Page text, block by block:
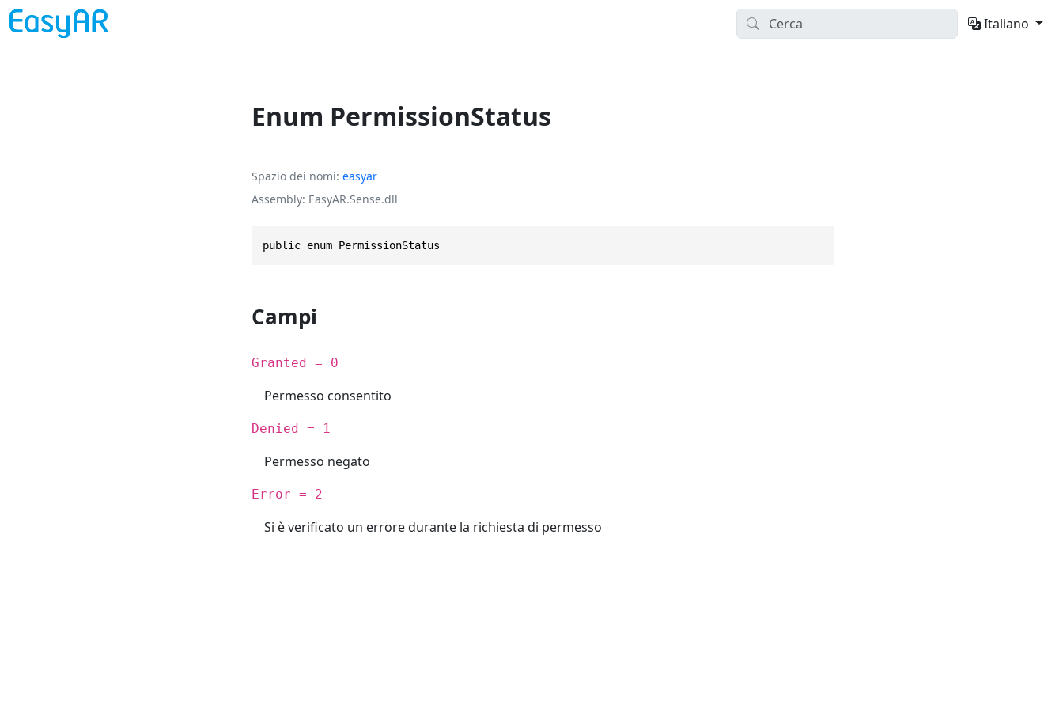
Italiano
Enum PermissionStatus
Spazio dei nomi easyar
Assembly EasyAR.Sense.dll
public enum PermissionStatus
Campi
Granted = 0
Permesso consentito
Denied = 1
Permesso negato
Error = 2
Si è verificato un errore durante la richiesta di permesso